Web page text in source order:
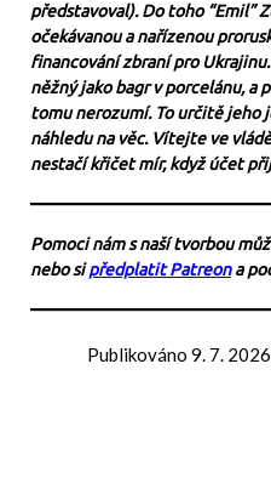
představoval). Do toho “Emil”
očekávanou a nařízenou
financování zbraní pro
něžný jako bagr v porcelánu, a
tomu nerozumí. To určitě jeho
náhledu na věc. Vítejte ve
nestačí křičet mír, když účet
Pomoci nám s naší tvorbou
nebo sipředplatit Patreona
Publikováno 9. 7. 2026